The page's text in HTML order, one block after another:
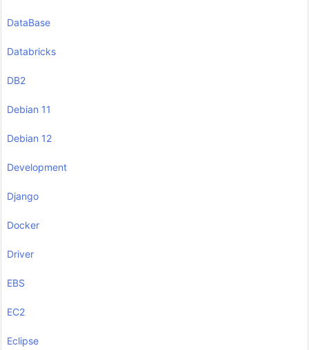
DataBase
Databricks
DB2
Debian 11
Debian 12
Development
Django
Docker
Driver
EBS
EC2
Eclipse